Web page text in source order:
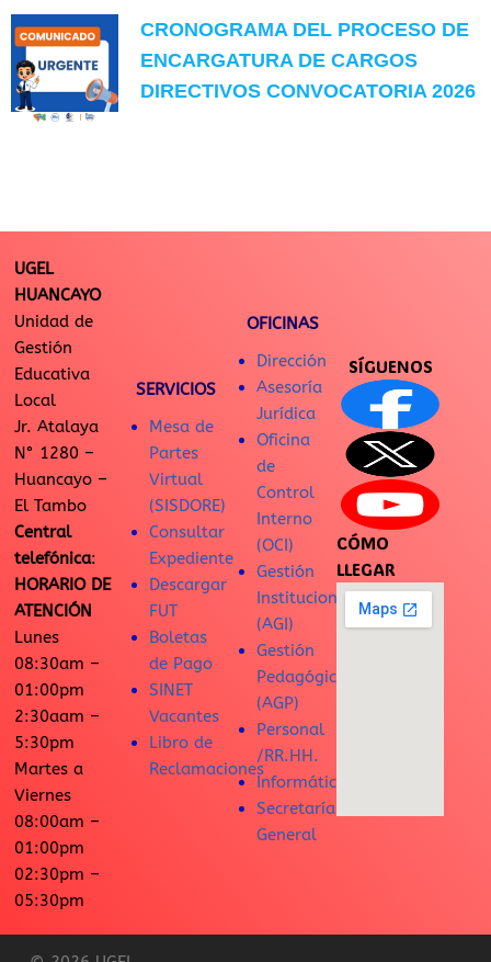
CRONOGRAMA DEL PROCESO DE
ENCARGATURA DE CARGOS
DIRECTIVOS CONVOCATORIA 2026
UGEL
HUANCAYO
Unidad de
Gestión
Educativa
Local
Jr. Atalaya
N° 1280 –
Huancayo –
El Tambo
Central
telefónica:
HORARIO DE
ATENCIÓN
Lunes
08:30am –
01:00pm
2:30aam –
5:30pm
Martes a
Viernes
08:00am –
01:00pm
02:30pm –
05:30pm
SERVICIOS
Mesa de
Partes
Virtual
(SISDORE)
Consultar
Expediente
Descargar
FUT
Boletas
de Pago
SINET
Vacantes
Libro de
Reclamaciones
OFICINAS
Dirección
Asesoría
Jurídica
Oficina
de
Control
Interno
(OCI)
Gestión
Institucional
(AGI)
Gestión
Pedagógica
(AGP)
Personal
/RR.HH.
Informática
Secretaría
General
SÍGUENOS
CÓMO
LLEGAR